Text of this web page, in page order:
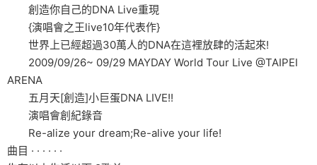
創造你自己的DNA Live重現
{演唱會之王live10年代表作}
世界上已經超過30萬人的DNA在這裡放肆的活起來!
2009/09/26~ 09/29 MAYDAY World Tour Live @TAIPEI
ARENA
五月天[創造]小巨蛋DNA LIVE!!
演唱會創紀錄音
Re-alize your dream;Re-alive your life!
曲目 · · · · · ·